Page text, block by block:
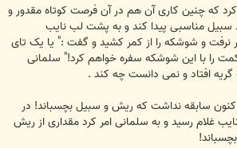
که چنین کاری آن هم در آن فرصت کوتاه مقدور و
سبیل مناسبی پیدا کند و به پشت لب نایب
نرفت و شوشکه را از کمر کشید و گفت :" یا یک تای
را با این شوشکه سفره خواهم کرد!" سلمانی
افتاد و نمی دانست چه کند .
کنون سابقه نداشت که ریش و سبیل بچسباند! در
غلام رسید و به سلمانی امر کرد مقداری از ریش